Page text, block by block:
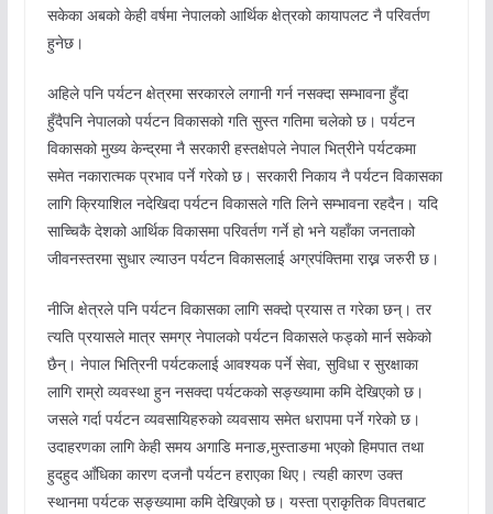
सकेका अबको केही वर्षमा नेपालको आर्थिक क्षेत्रको कायापलट नै परिवर्तण
हुनेछ।
अहिले पनि पर्यटन क्षेत्रमा सरकारले लगानी गर्न नसक्दा सम्भावना हुँदा
हुँदैपनि नेपालको पर्यटन विकासको गति सुस्त गतिमा चलेको छ। पर्यटन
विकासको मुख्य केन्द्रमा नै सरकारी हस्तक्षेपले नेपाल भित्रीने पर्यटकमा
समेत नकारात्मक प्रभाव पर्ने गरेको छ। सरकारी निकाय नै पर्यटन विकासका
लागि क्रियाशिल नदेखिदा पर्यटन विकासले गति लिने सम्भावना रहदैन। यदि
साच्चिकै देशको आर्थिक विकासमा परिवर्तण गर्ने हो भने यहाँका जनताको
जीवनस्तरमा सुधार ल्याउन पर्यटन विकासलाई अग्रपंक्तिमा राख्न जरुरी छ।
नीजि क्षेत्रले पनि पर्यटन विकासका लागि सक्दो प्रयास त गरेका छन्। तर
त्यति प्रयासले मात्र समग्र नेपालको पर्यटन विकासले फड्को मार्न सकेको
छैन्। नेपाल भित्रिनी पर्यटकलाई आवश्यक पर्ने सेवा, सुविधा र सुरक्षाका
लागि राम्रो व्यवस्था हुन नसक्दा पर्यटकको सङ्ख्यामा कमि देखिएको छ।
जसले गर्दा पर्यटन व्यवसायिहरुको व्यवसाय समेत धरापमा पर्ने गरेको छ।
उदाहरणका लागि केही समय अगाडि मनाङ,मुस्ताङमा भएको हिमपात तथा
हुदहुद आँधिका कारण दजनौ पर्यटन हराएका थिए। त्यही कारण उक्त
स्थानमा पर्यटक सङ्ख्यामा कमि देखिएको छ। यस्ता प्राकृतिक विपतबाट